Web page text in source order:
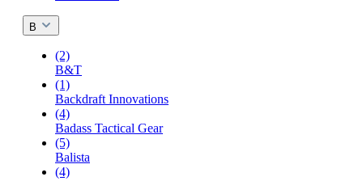
B
(2)
B&T
(1)
Backdraft Innovations
(4)
Badass Tactical Gear
(5)
Balista
(4)